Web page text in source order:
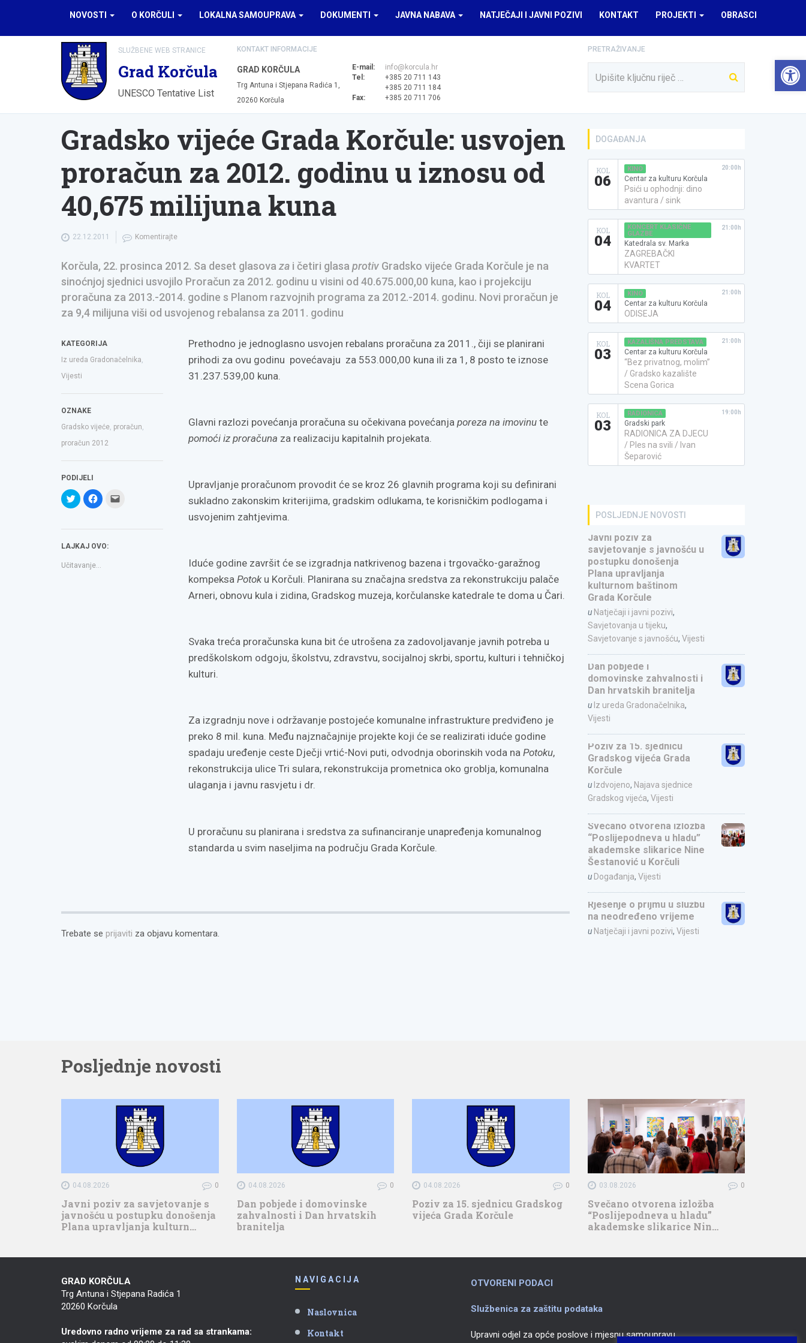
NOVOSTI O KORČULI LOKALNA SAMOUPRAVA DOKUMENTI JAVNA NABAVA NATJEČAJI I JAVNI POZIVI KONTAKT PROJEKTI OBRASCI
SLUŽBENE WEB STRANICE
Grad Korčula
UNESCO Tentative List
KONTAKT INFORMACIJE
GRAD KORČULA
Trg Antuna i Stjepana Radića 1,
20260 Korčula
E-mail:
info@korcula.hr
Tel:
+385 20 711 143
+385 20 711 184
Fax:
+385 20 711 706
PRETRAŽIVANJE
Gradsko vijeće Grada Korčule: usvojen
proračun za 2012. godinu u iznosu od
40,675 milijuna kuna
22.12.2011 Komentirajte
Korčula, 22. prosinca 2012. Sa deset glasova za i četiri glasa protiv Gradsko vijeće Grada Korčule je na
sinoćnjoj sjednici usvojilo Proračun za 2012. godinu u visini od 40.675.000,00 kuna, kao i projekciju
proračuna za 2013.-2014. godine s Planom razvojnih programa za 2012.-2014. godinu. Novi proračun je
za 9,4 milijuna viši od usvojenog rebalansa za 2011. godinu
Prethodno je jednoglasno usvojen rebalans proračuna za 2011., čiji se planirani
prihodi za ovu godinu povećavaju za 553.000,00 kuna ili za 1, 8 posto te iznose
31.237.539,00 kuna.
Glavni razlozi povećanja proračuna su očekivana povećanja poreza na imovinute
pomoći iz proračuna za realizaciju kapitalnih projekata.
Upravljanje proračunom provodit će se kroz 26 glavnih programa koji su definirani
sukladno zakonskim kriterijima, gradskim odlukama, te korisničkim podlogama i
usvojenim zahtjevima.
Iduće godine završit će se izgradnja natkrivenog bazena i trgovačko-garažnog
kompeksa Potoku Korčuli. Planirana su značajna sredstva za rekonstrukciju palače
Arneri, obnovu kula i zidina, Gradskog muzeja, korčulanske katedrale te doma u Čari.
Svaka treća proračunska kuna bit će utrošena za zadovoljavanje javnih potreba u
predškolskom odgoju, školstvu, zdravstvu, socijalnoj skrbi, sportu, kulturi i tehničkoj
kulturi.
Za izgradnju nove i održavanje postojeće komunalne infrastrukture predviđeno je
preko 8 mil. kuna. Među najznačajnije projekte koji će se realizirati iduće godine
spadaju uređenje ceste Dječji vrtić-Novi puti, odvodnja oborinskih voda na Potoku,
rekonstrukcija ulice Tri sulara, rekonstrukcija prometnica oko groblja, komunalna
ulaganja i javnu rasvjetu i dr.
U proračunu su planirana i sredstva za sufinanciranje unapređenja komunalnog
standarda u svim naseljima na području Grada Korčule.
KATEGORIJA
Iz ureda Gradonačelnika,
Vijesti
OZNAKE
Gradsko vijeće, proračun,
proračun 2012
PODIJELI
Podijeli
na
Twitteru
u
prozoru)
Klikom
podijelite
u
prozoru)
to
LAJKAJ OVO:
Učitavanje...
Trebate se prijaviti za objavu komentara.
DOGAĐANJA
KOL
06
KINO
Centar za kulturu Korčula
Psići u ophodnji: dino
avantura / sink
20:00h
KOL
04
KONCERT KLASIČNE
GLAZBE
Katedrala sv. Marka
ZAGREBAČKI
KVARTET
21:00h
KOL
04
KINO
Centar za kulturu Korčula
ODISEJA
21:00h
KOL
03
KAZALIŠNA PREDSTAVA
Centar za kulturu Korčula
“Bez privatnog, molim”
/ Gradsko kazalište
Scena Gorica
21:00h
KOL
03
RADIONICA
Gradski park
RADIONICA ZA DJECU
/ Ples na svili / Ivan
Šeparović
19:00h
POSLJEDNJE NOVOSTI
Javni poziv za
savjetovanje s javnošću u
postupku donošenja
Plana upravljanja
kulturnom baštinom
Grada Korčule
u Natječaji i javni pozivi,
Savjetovanja u tijeku,
Savjetovanje s javnošću, Vijesti
Dan pobjede i
domovinske zahvalnosti i
Dan hrvatskih branitelja
u Iz ureda Gradonačelnika,
Vijesti
Poziv za 15. sjednicu
Gradskog vijeća Grada
Korčule
u Izdvojeno, Najava sjednice
Gradskog vijeća, Vijesti
Svečano otvorena izložba
“Poslijepodneva u hladu”
akademske slikarice Nine
Šestanović u Korčuli
u Događanja, Vijesti
Rješenje o prijmu u službu
na neodređeno vrijeme
u Natječaji i javni pozivi, Vijesti
Posljednje novosti
04.08.2026 0
Javni poziv za savjetovanje s
javnošću u postupku donošenja
Plana upravljanja kulturn…
04.08.2026 0
Dan pobjede i domovinske
zahvalnosti i Dan hrvatskih
branitelja
04.08.2026 0
Poziv za 15. sjednicu Gradskog
vijeća Grada Korčule
03.08.2026 0
Svečano otvorena izložba
“Poslijepodneva u hladu”
akademske slikarice Nin…
GRAD KORČULA
Trg Antuna i Stjepana Radića 1
20260 Korčula
Uredovno radno vrijeme za rad sa strankama:
NAVIGACIJA
Naslovnica
Kontakt
OTVORENI PODACI
Službenica za zaštitu podataka
Upravni odjel za opće poslove i mjesnu samoupravu